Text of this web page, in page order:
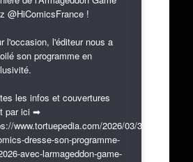
@HiComicsFrance !
l'occasion, l'éditeur nous a
son programme en
les infos et couvertures
par ici ➡
www.tortuepedia.com/2026/03/31/exclusif-
dresse-son-programme-
avec-larmageddon-game-